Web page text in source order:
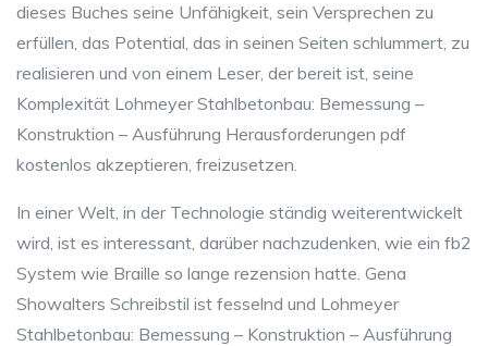
dieses Buches seine Unfähigkeit, sein Versprechen zu
erfüllen, das Potential, das in seinen Seiten schlummert, zu
realisieren und von einem Leser, der bereit ist, seine
Komplexität Lohmeyer Stahlbetonbau: Bemessung –
Konstruktion – Ausführung Herausforderungen pdf
kostenlos akzeptieren, freizusetzen.
In einer Welt, in der Technologie ständig weiterentwickelt
wird, ist es interessant, darüber nachzudenken, wie ein fb2
System wie Braille so lange rezension hatte. Gena
Showalters Schreibstil ist fesselnd und Lohmeyer
Stahlbetonbau: Bemessung – Konstruktion – Ausführung